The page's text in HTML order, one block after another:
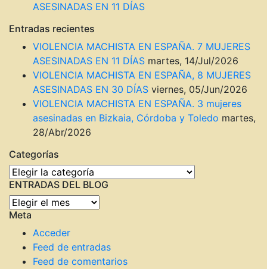
ASESINADAS EN 11 DÍAS
Entradas recientes
VIOLENCIA MACHISTA EN ESPAÑA. 7 MUJERES
ASESINADAS EN 11 DÍAS martes, 14/Jul/2026
VIOLENCIA MACHISTA EN ESPAÑA, 8 MUJERES
ASESINADAS EN 30 DÍAS viernes, 05/Jun/2026
VIOLENCIA MACHISTA EN ESPAÑA. 3 mujeres
asesinadas en Bizkaia, Córdoba y Toledo martes,
28/Abr/2026
Categorías
Categorías
ENTRADAS DEL BLOG
ENTRADAS
DEL
BLOG
Meta
Acceder
Feed de entradas
Feed de comentarios